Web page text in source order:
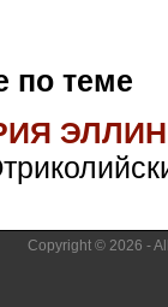
по теме
Copyright © 2026 -